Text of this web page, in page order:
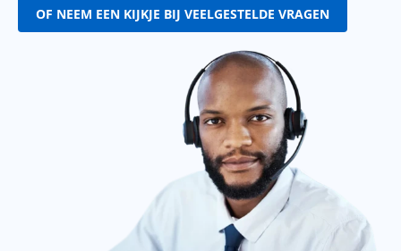
OF NEEM EEN KIJKJE BIJ VEELGESTELDE VRAGEN